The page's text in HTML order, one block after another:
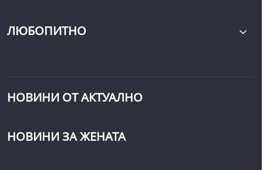
ЛЮБОПИТНО
НОВИНИ ОТ АКТУАЛНО
НОВИНИ ЗА ЖЕНАТА